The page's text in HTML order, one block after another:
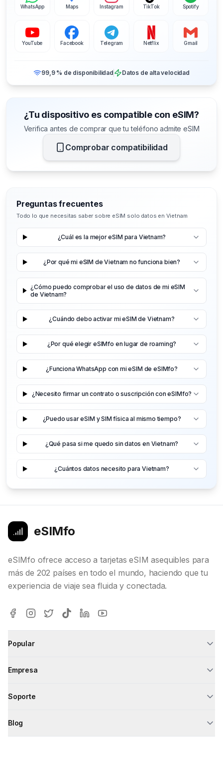
WhatsApp Maps Instagram TikTok Spotify
YouTube Facebook Telegram Netflix Gmail
99,9 % de disponibilidad Datos de alta velocidad
¿Tu dispositivo es compatible con eSIM?
Verifica antes de comprar que tu teléfono admite eSIM
Comprobar compatibilidad
Preguntas frecuentes
Todo lo que necesitas saber sobre eSIM solo datos en Vietnam
¿Cuál es la mejor eSIM para Vietnam?
¿Por qué mi eSIM de Vietnam no funciona bien?
¿Cómo puedo comprobar el uso de datos de mi eSIM
de Vietnam?
¿Cuándo debo activar mi eSIM de Vietnam?
¿Por qué elegir eSIMfo en lugar de roaming?
¿Funciona WhatsApp con mi eSIM de eSIMfo?
¿Necesito firmar un contrato o suscripción con eSIMfo?
¿Puedo usar eSIM y SIM física al mismo tiempo?
¿Qué pasa si me quedo sin datos en Vietnam?
¿Cuántos datos necesito para Vietnam?
eSIMfo
eSIMfo ofrece acceso a tarjetas eSIM asequibles para
más de 202 países en todo el mundo, haciendo que tu
experiencia de viaje sea fluida y conectada.
Popular
Empresa
Soporte
Blog